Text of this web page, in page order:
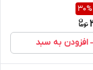
30%
افزودن به سبد